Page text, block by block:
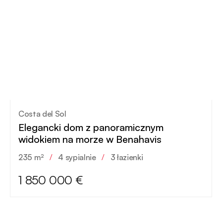
Costa del Sol
Elegancki dom z panoramicznym
widokiem na morze w Benahavis
235 m² / 4 sypialnie / 3 łazienki
1 850 000 €